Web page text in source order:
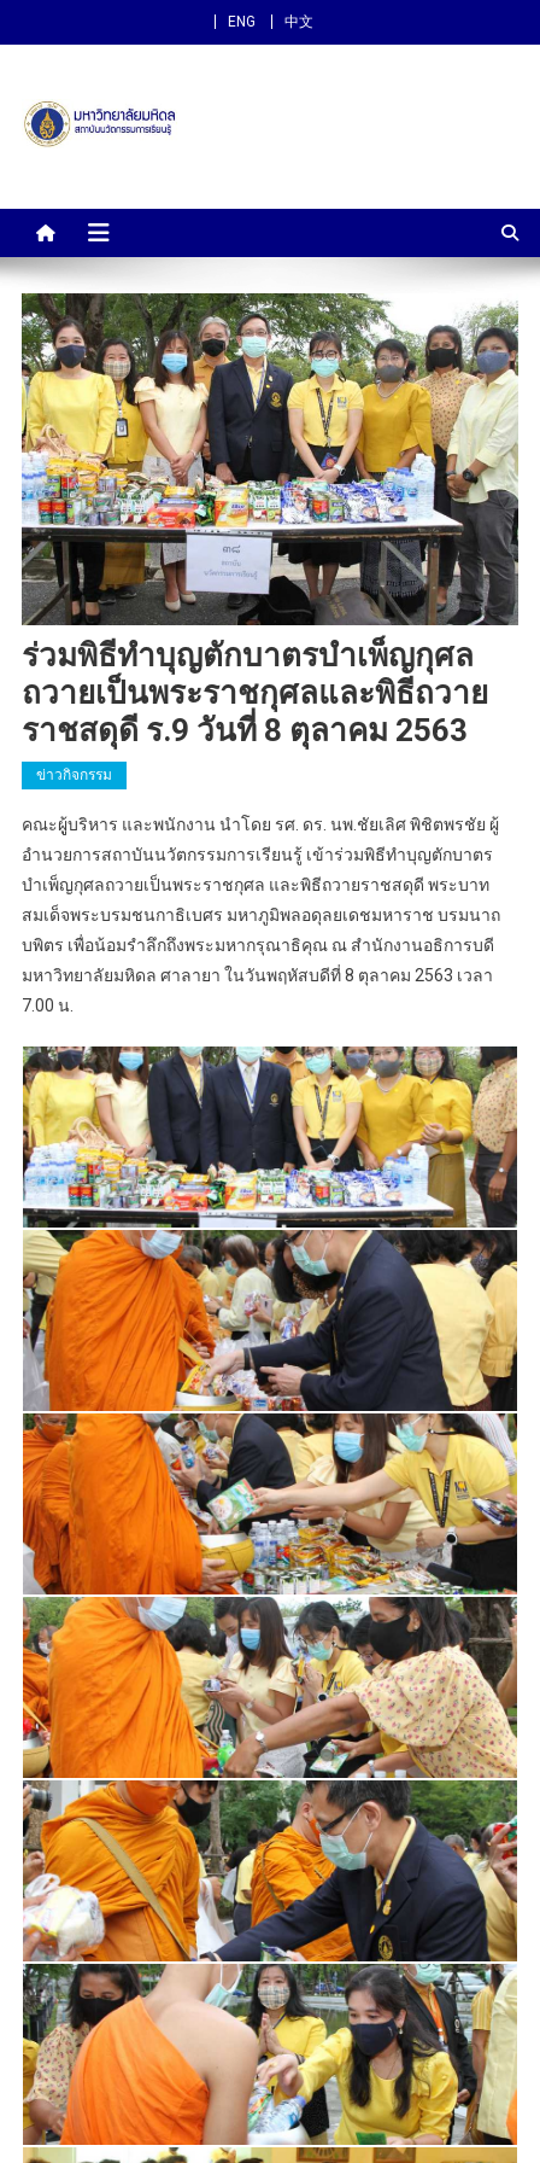
ENG 中文
สถาบันนวัตกรรมการเรียนรู้
ร่วมพิธีทำบุญตักบาตรบำเพ็ญกุศล
ถวายเป็นพระราชกุศลและพิธีถวาย
ราชสดุดี ร.9 วันที่ 8 ตุลาคม 2563
ข่าวกิจกรรม
คณะผูู้บริหาร และพนักงาน นำโดย รศ. ดร. นพ.ชัยเลิศ พิชิตพรชัย ผู้
อำนวยการสถาบันนวัตกรรมการเรียนรู้ เข้าร่วมพิธีทำบุญตักบาตร
บำเพ็ญกุศลถวายเป็นพระราชกุศล และพิธีถวายราชสดุดี พระบาท
สมเด็จพระบรมชนกาธิเบศร มหาภูมิพลอดุลยเดชมหาราช บรมนาถ
บพิตร เพื่อน้อมรำลึกถึงพระมหากรุณาธิคุณ ณ สำนักงานอธิการบดี
มหาวิทยาลัยมหิดล ศาลายา ในวันพฤหัสบดีที่ 8 ตุลาคม 2563 เวลา
7.00 น.